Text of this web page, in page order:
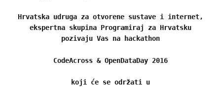
Hrvatska udruga za otvorene sustave i internet,
ekspertna skupina Programiraj za Hrvatsku
pozivaju Vas na hackathon
CodeAcross & OpenDataDay 2016
koji će se održati u